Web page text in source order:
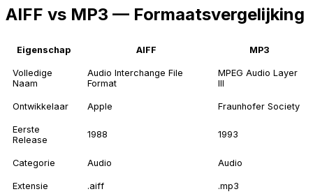
AIFF vs MP3 — Formaatsvergelijking
Eigenschap AIFF MP3
Volledige
Naam
Audio Interchange File
Format
MPEG Audio Layer
III
Ontwikkelaar Apple Fraunhofer Society
Eerste
Release
1988 1993
Categorie Audio Audio
Extensie .aiff .mp3